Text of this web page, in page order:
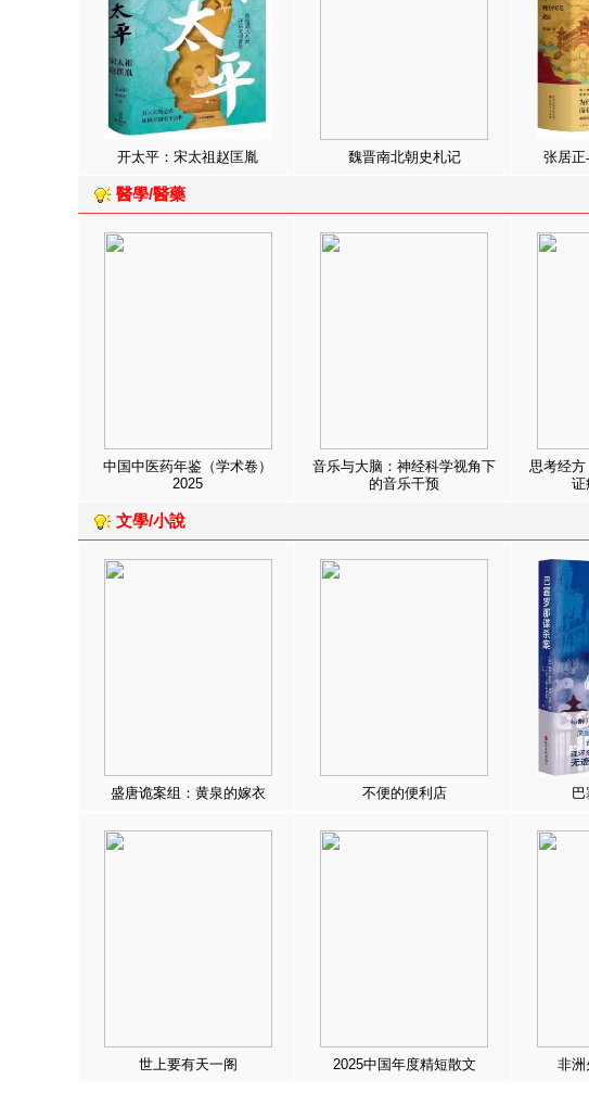
开太平：宋太祖赵匡胤 魏晋南北朝史札记 张居正
醫學/醫藥
中国中医药年鉴（学术卷）
2025
音乐与大脑：神经科学视角下
的音乐干预
思考经
证
文學/小說
盛唐诡案组：黄泉的嫁衣 不便的便利店
世上要有天一阁 2025中国年度精短散文 非洲